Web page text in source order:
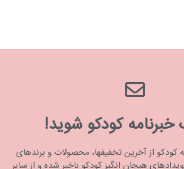
کودکو شوید!
کودکو از آخرین تخفیفها، محصولات و برندهای
هیجان انگیز کودکو باخبر شده و از سایر